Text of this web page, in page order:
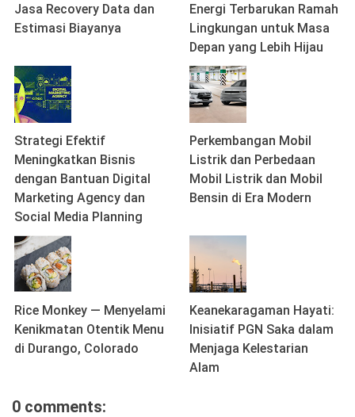
Jasa Recovery Data dan
Estimasi Biayanya
Energi Terbarukan Ramah
Lingkungan untuk Masa
Depan yang Lebih Hijau
Strategi Efektif
Meningkatkan Bisnis
dengan Bantuan Digital
Marketing Agency dan
Social Media Planning
Perkembangan Mobil
Listrik dan Perbedaan
Mobil Listrik dan Mobil
Bensin di Era Modern
Rice Monkey — Menyelami
Kenikmatan Otentik Menu
di Durango, Colorado
Keanekaragaman Hayati:
Inisiatif PGN Saka dalam
Menjaga Kelestarian
Alam
0 comments: